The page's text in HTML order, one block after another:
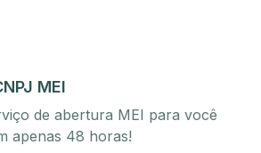
MEI
de abertura MEI para você
apenas 48 horas!